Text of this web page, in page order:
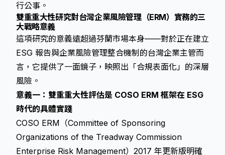
行公事。
雙重重大性研究對台灣企業風險管理（ERM）實務的三
大戰略意義
這項研究的意義遠超過芬蘭市場本身——對於正在建立
ESG 報告與企業風險管理整合機制的台灣企業主管而
言，它提供了一面鏡子，映照出「合規表面化」的深層
風險。
意義一：雙重重大性評估是 COSO ERM 框架在 ESG
時代的具體實踐
COSO ERM（Committee of Sponsoring
Organizations of the Treadway Commission
Enterprise Risk Management）2017 年更新版明確